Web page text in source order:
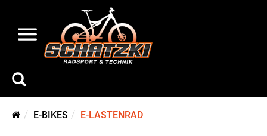
E-BIKES E-LASTENRAD